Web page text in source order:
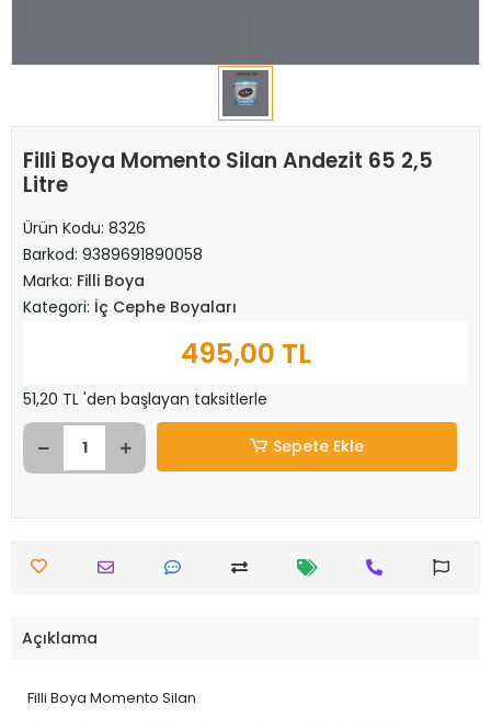
Filli Boya Momento Silan Andezit 65 2,5
Litre
Ürün Kodu: 8326
Barkod: 9389691890058
Marka: Filli Boya
Kategori: İç Cephe Boyaları
495,00 TL
51,20 TL 'den başlayan taksitlerle
Sepete Ekle
Açıklama
Filli Boya Momento Silan